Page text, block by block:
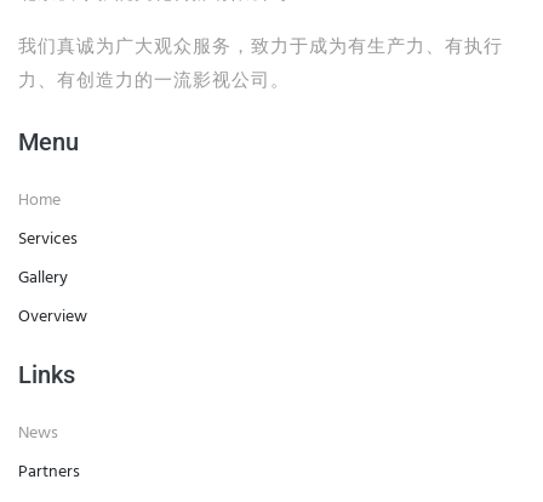
我们真诚为广大观众服务，致力于成为有生产力、有执行
力、有创造力的一流影视公司。
Menu
Home
Services
Gallery
Overview
Links
News
Partners